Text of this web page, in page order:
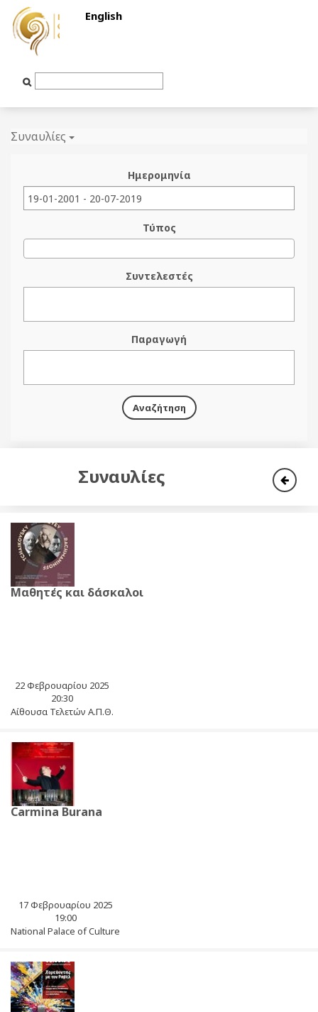
English
Input
Συναυλίες
Ημερομηνία
Τύπος
Συντελεστές
Παραγωγή
Αναζήτηση
Συναυλίες
Μαθητές και δάσκαλοι
22 Φεβρουαρίου 2025
20:30
Αίθουσα Τελετών Α.Π.Θ.
Carmina Burana
17 Φεβρουαρίου 2025
19:00
National Palace of Culture